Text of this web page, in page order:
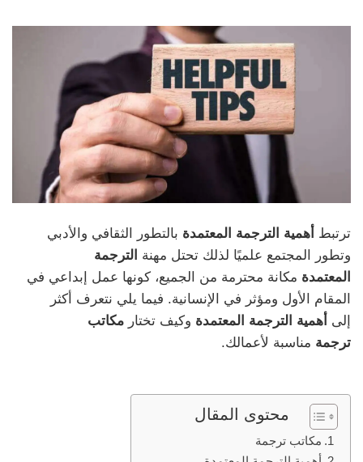
ترتبط أهمية الترجمة المعتمدة بالتطور الثقافي والأدبي
وتطور المجتمع علميًا لذلك تحتل مهنة الترجمة
المعتمدة مكانة محترمة من الجميع، كونها عمل إبداعي في
المقام الأول ومؤثر في الإنسانية. فيما يلي نتعرف أكثر
إلى أهمية الترجمة المعتمدة وكيف تختار مكاتب
ترجمة مناسبة لأعمالك.
محتوى المقال
مكاتب ترجمة